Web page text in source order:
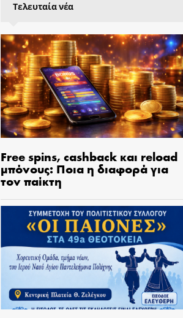
Τελευταία νέα
Free spins, cashback και reload
μπόνους: Ποια η διαφορά για
τον παίκτη